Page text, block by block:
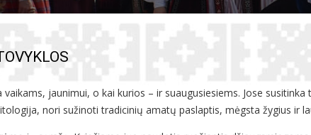
jaunimui, o kai kurios – ir suaugusiesiems. Jose
nori sužinoti tradicinių amatų paslaptis, mėgsta žygius ir